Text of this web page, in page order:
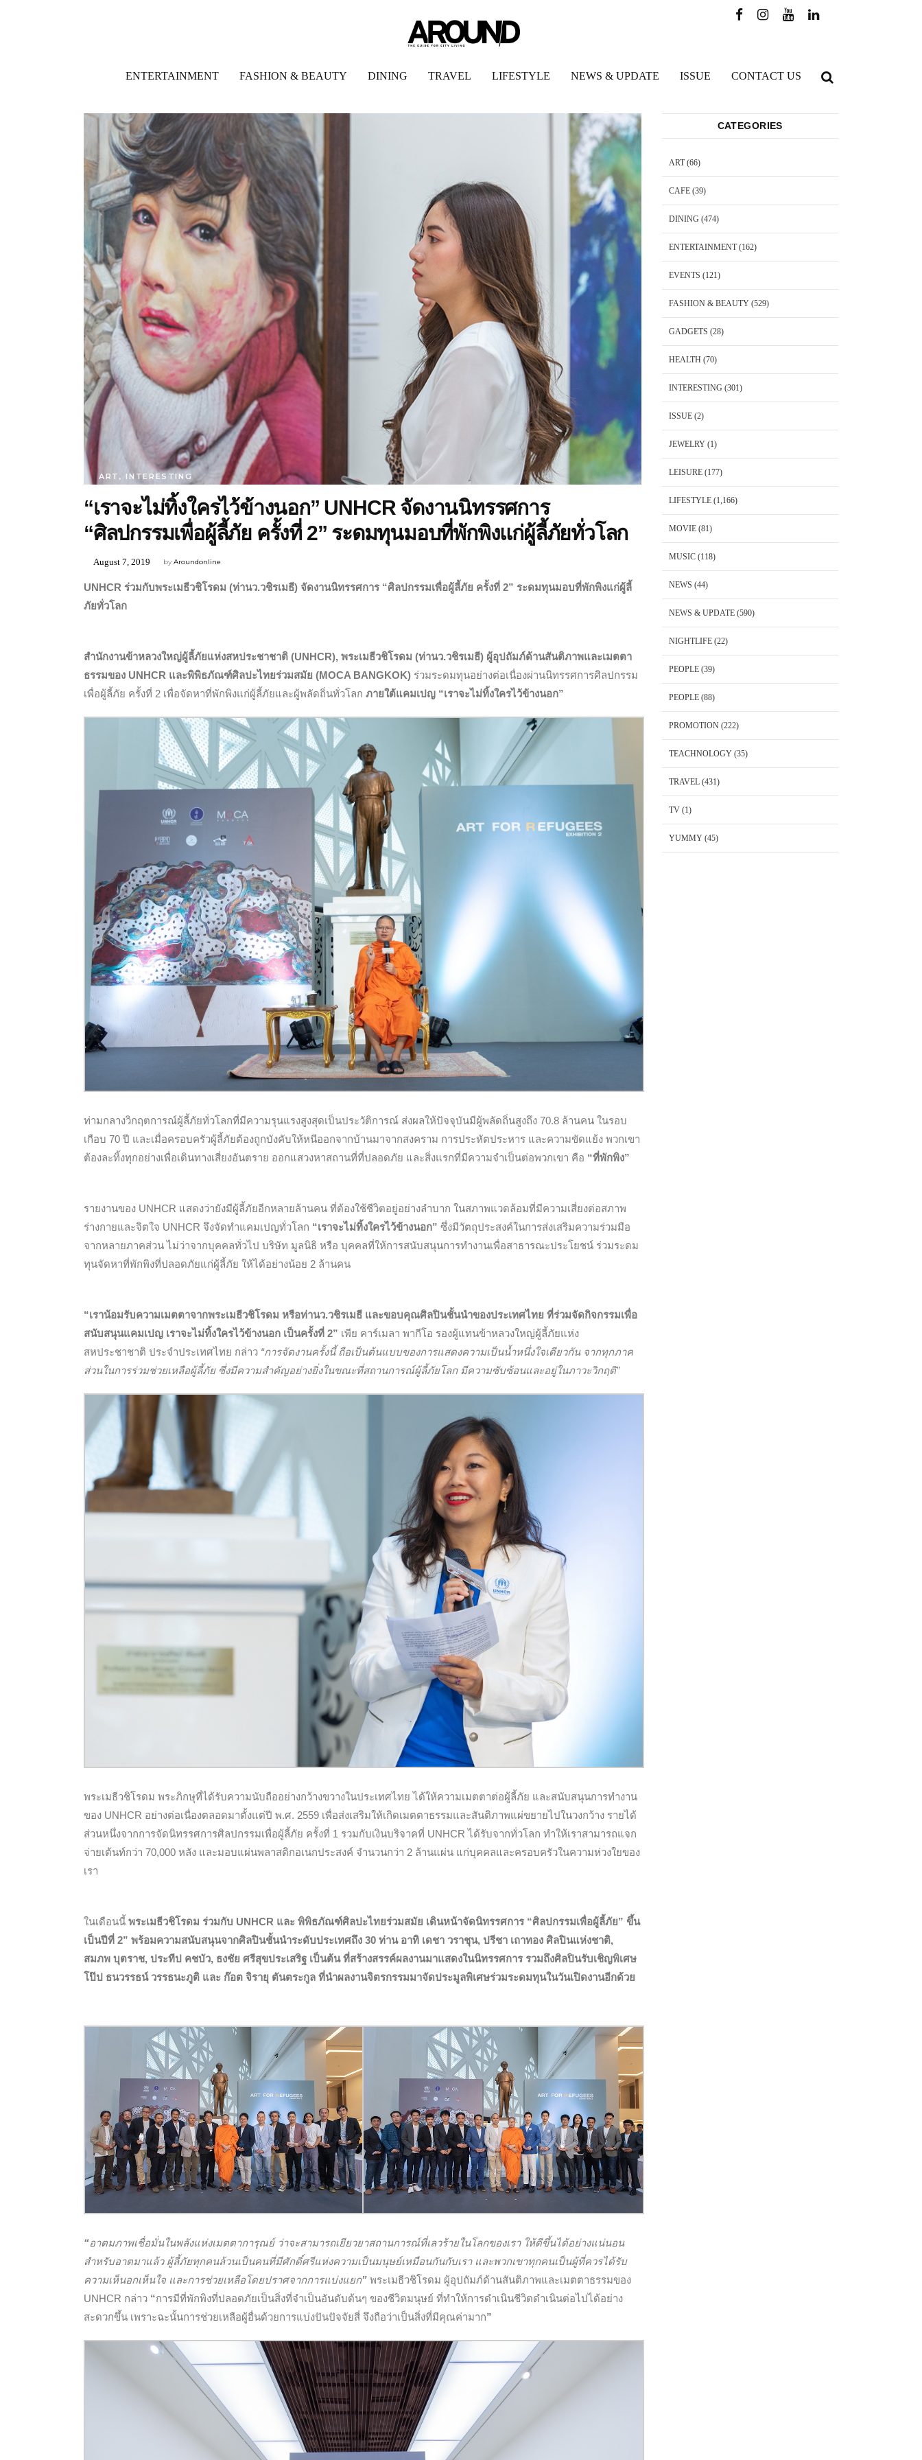
ENTERTAINMENT FASHION & BEAUTY DINING TRAVEL LIFESTYLE NEWS & UPDATE ISSUE CONTACT US
ART , INTERESTING
“เราจะไม่ทิ้งใครไว้ข้างนอก” UNHCR จัดงานนิทรรศการ
“ศิลปกรรมเพื่อผู้ลี้ภัย ครั้งที่ 2” ระดมทุนมอบที่พักพิงแก่ผู้ลี้ภัยทั่วโลก
byAroundonline
August 7, 2019
UNHCR ร่วมกับพระเมธีวชิโรดม (ท่านว.วชิรเมธี) จัดงานนิทรรศการ “ศิลปกรรมเพื่อผู้ลี้ภัย ครั้งที่ 2” ระดมทุนมอบที่พักพิงแก่ผู้ลี้
ภัยทั่วโลก
สำนักงานข้าหลวงใหญ่ผู้ลี้ภัยแห่งสหประชาชาติ (UNHCR), พระเมธีวชิโรดม (ท่านว.วชิรเมธี) ผู้อุปถัมภ์ด้านสันติภาพและเมตตา
ธรรมของ UNHCR และพิพิธภัณฑ์ศิลปะไทยร่วมสมัย (MOCA BANGKOK) ร่วมระดมทุนอย่างต่อเนื่องผ่านนิทรรศการศิลปกรรม
เพื่อผู้ลี้ภัย ครั้งที่ 2 เพื่อจัดหาที่พักพิงแก่ผู้ลี้ภัยและผู้พลัดถิ่นทั่วโลก ภายใต้แคมเปญ “เราจะไม่ทิ้งใครไว้ข้างนอก”
ท่ามกลางวิกฤตการณ์ผู้ลี้ภัยทั่วโลกที่มีความรุนแรงสูงสุดเป็นประวัติการณ์ ส่งผลให้ปัจจุบันมีผู้พลัดถิ่นสูงถึง 70.8 ล้านคน ในรอบ
เกือบ 70 ปี และเมื่อครอบครัวผู้ลี้ภัยต้องถูกบังคับให้หนีออกจากบ้านมาจากสงคราม การประหัตประหาร และความขัดแย้ง พวกเขา
ต้องละทิ้งทุกอย่างเพื่อเดินทางเสี่ยงอันตราย ออกแสวงหาสถานที่ที่ปลอดภัย และสิ่งแรกที่มีความจำเป็นต่อพวกเขา คือ “ที่พักพิง”
รายงานของ UNHCR แสดงว่ายังมีผู้ลี้ภัยอีกหลายล้านคน ที่ต้องใช้ชีวิตอยู่อย่างลำบาก ในสภาพแวดล้อมที่มีความเสี่ยงต่อสภาพ
ร่างกายและจิตใจ UNHCR จึงจัดทำแคมเปญทั่วโลก “เราจะไม่ทิ้งใครไว้ข้างนอก” ซึ่งมีวัตถุประสงค์ในการส่งเสริมความร่วมมือ
จากหลายภาคส่วน ไม่ว่าจากบุคคลทั่วไป บริษัท มูลนิธิ หรือ บุคคลที่ให้การสนับสนุนการทำงานเพื่อสาธารณะประโยชน์ ร่วมระดม
ทุนจัดหาที่พักพิงที่ปลอดภัยแก่ผู้ลี้ภัย ให้ได้อย่างน้อย 2 ล้านคน
“เราน้อมรับความเมตตาจากพระเมธีวชิโรดม หรือท่านว.วชิรเมธี และขอบคุณศิลปินชั้นนำของประเทศไทย ที่ร่วมจัดกิจกรรมเพื่อ
สนับสนุนแคมเปญ เราจะไม่ทิ้งใครไว้ข้างนอก เป็นครั้งที่ 2” เพีย คาร์เมลา พากีโอ รองผู้แทนข้าหลวงใหญ่ผู้ลี้ภัยแห่ง
สหประชาชาติ ประจําประเทศไทย กล่าว “การจัดงานครั้งนี้ ถือเป็นต้นแบบของการแสดงความเป็นน้ำหนึ่งใจเดียวกัน จากทุกภาค
ส่วนในการร่วมช่วยเหลือผู้ลี้ภัย ซึ่งมีความสำคัญอย่างยิ่งในขณะที่สถานการณ์ผู้ลี้ภัยโลก มีความซับซ้อนและอยู่ในภาวะวิกฤติ”
พระเมธีวชิโรดม พระภิกษุที่ได้รับความนับถืออย่างกว้างขวางในประเทศไทย ได้ให้ความเมตตาต่อผู้ลี้ภัย และสนับสนุนการทำงาน
ของ UNHCR อย่างต่อเนื่องตลอดมาตั้งแต่ปี พ.ศ. 2559 เพื่อส่งเสริมให้เกิดเมตตาธรรมและสันติภาพแผ่ขยายไปในวงกว้าง รายได้
ส่วนหนึ่งจากการจัดนิทรรศการศิลปกรรมเพื่อผู้ลี้ภัย ครั้งที่ 1 รวมกับเงินบริจาคที่ UNHCR ได้รับจากทั่วโลก ทำให้เราสามารถแจก
จ่ายเต้นท์กว่า 70,000 หลัง และมอบแผ่นพลาสติกอเนกประสงค์ จำนวนกว่า 2 ล้านแผ่น แก่บุคคลและครอบครัวในความห่วงใยของ
เรา
ในเดือนนี้ พระเมธีวชิโรดม ร่วมกับ UNHCR และ พิพิธภัณฑ์ศิลปะไทยร่วมสมัย เดินหน้าจัดนิทรรศการ “ศิลปกรรมเพื่อผู้ลี้ภัย” ขึ้น
เป็นปีที่ 2” พร้อมความสนับสนุนจากศิลปินชั้นนำระดับประเทศถึง 30 ท่าน อาทิ เดชา วราชุน, ปรีชา เถาทอง ศิลปินแห่งชาติ,
สมภพ บุตราช, ประทีป คชบัว, ธงชัย ศรีสุขประเสริฐ เป็นต้น ที่สร้างสรรค์ผลงานมาแสดงในนิทรรศการ รวมถึงศิลปินรับเชิญพิเศษ
โป๊ป ธนวรรธน์ วรรธนะภูติ และ ก๊อต จิรายุ ตันตระกูล ที่นำผลงานจิตรกรรมมาจัดประมูลพิเศษร่วมระดมทุนในวันเปิดงานอีกด้วย
“อาตมภาพเชื่อมั่นในพลังแห่งเมตตาการุณย์ ว่าจะสามารถเยียวยาสถานการณ์ที่เลวร้ายในโลกของเรา ให้ดีขึ้นได้อย่างแน่นอน
สำหรับอาตมาแล้ว ผู้ลี้ภัยทุกคนล้วนเป็นคนที่มีศักดิ์ศรีแห่งความเป็นมนุษย์เหมือนกันกับเรา และพวกเขาทุกคนเป็นผู้ที่ควรได้รับ
ความเห็นอกเห็นใจ และการช่วยเหลือโดยปราศจากการแบ่งแยก” พระเมธีวชิโรดม ผู้อุปถัมภ์ด้านสันติภาพและเมตตาธรรมของ
UNHCR กล่าว “การมีที่พักพิงที่ปลอดภัยเป็นสิ่งที่จำเป็นอันดับต้นๆ ของชีวิตมนุษย์ ที่ทำให้การดำเนินชีวิตดำเนินต่อไปได้อย่าง
สะดวกขึ้น เพราะฉะนั้นการช่วยเหลือผู้อื่นด้วยการแบ่งปันปัจจัยสี่ จึงถือว่าเป็นสิ่งที่มีคุณค่ามาก”
CATEGORIES
ART(66)
CAFE(39)
DINING (474)
ENTERTAINMENT(162)
EVENTS (121)
FASHION & BEAUTY(529)
GADGETS (28)
HEALTH (70)
INTERESTING (301)
ISSUE(2)
JEWELRY(1)
LEISURE(177)
LIFESTYLE(1,166)
MOVIE(81)
MUSIC(118)
NEWS (44)
NEWS & UPDATE(590)
NIGHTLIFE(22)
PEOPLE(39)
PEOPLE(88)
PROMOTION(222)
TEACHNOLOGY(35)
TRAVEL(431)
TV(1)
YUMMY(45)